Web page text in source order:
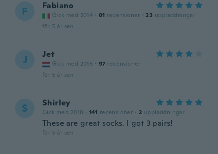
F Fabiano
Gick med 2014 · 81 recensioner · 23 uppladdningar
för 5 år sen
J Jet
Gick med 2015 · 97 recensioner
för 5 år sen
S Shirley
Gick med 2018 · 141 recensioner · 2 uppladdningar
These are great socks. I got 3 pairs!
för 5 år sen